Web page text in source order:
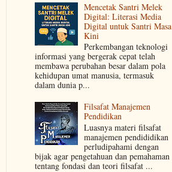
Mencetak Santri Melek
Digital: Literasi Media
Digital untuk Santri Masa
Kini
Perkembangan teknologi
informasi yang bergerak cepat telah
membawa perubahan besar dalam pola
kehidupan umat manusia, termasuk
dalam dunia p...
Filsafat Manajemen
Pendidikan
Luasnya materi filsafat
manajemen pendididikan
perludipahami dengan
bijak agar pengetahuan dan pemahaman
tentang fondasi dan teori filsafat ...